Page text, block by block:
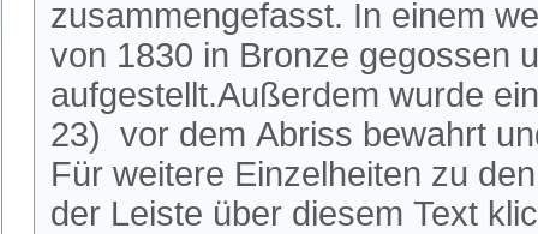
zusammengefasst. In einem
von 1830 in Bronze gegossen
aufgestellt.Außerdem wurde
23) vor dem Abriss bewahrt
Für weitere Einzelheiten zu
der Leiste über diesem Text